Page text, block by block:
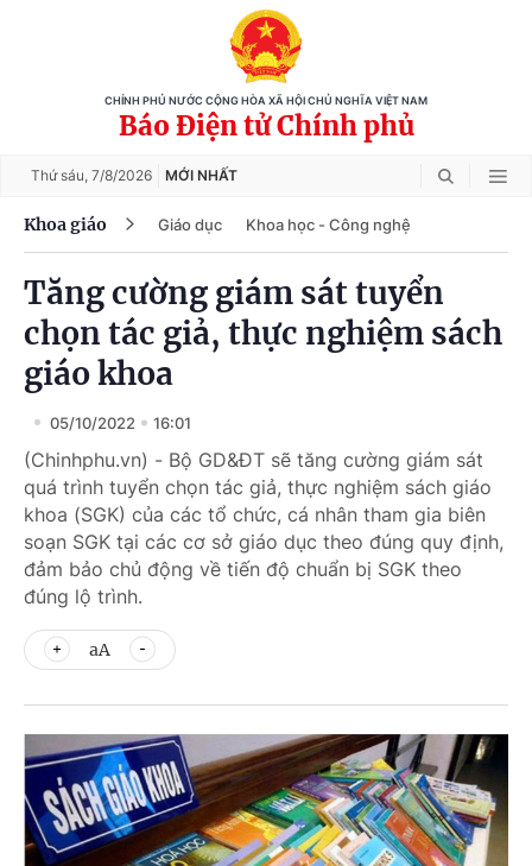
CHÍNH PHỦ NƯỚC CỘNG HÒA XÃ HỘI CHỦ NGHĨA VIỆT NAM
Báo Điện tử Chính phủ
Thứ sáu, 7/8/2026 MỚI NHẤT
Khoa giáo Giáo dục Khoa học - Công nghệ
Tăng cường giám sát tuyển
chọn tác giả, thực nghiệm sách
giáo khoa
05/10/2022 16:01
(Chinhphu.vn) - Bộ GD&ĐT sẽ tăng cường giám sát
quá trình tuyển chọn tác giả, thực nghiệm sách giáo
khoa (SGK) của các tổ chức, cá nhân tham gia biên
soạn SGK tại các cơ sở giáo dục theo đúng quy định,
đảm bảo chủ động về tiến độ chuẩn bị SGK theo
đúng lộ trình.
aA